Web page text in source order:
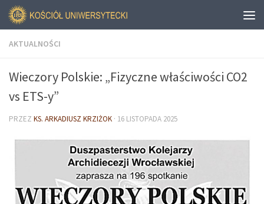
AKTUALNOŚCI
Wieczory Polskie: „Fizyczne właściwości CO2
vs ETS-y”
PRZEZ KS. ARKADIUSZ KRZIŻOK · 16 LISTOPADA 2025